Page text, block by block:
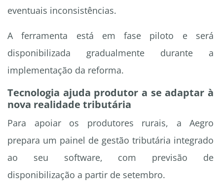
eventuais inconsistências.
A ferramenta está em fase piloto e será
disponibilizada gradualmente durante a
implementação da reforma.
Tecnologia ajuda produtor a se adaptar à
nova realidade tributária
Para apoiar os produtores rurais, a Aegro
prepara um painel de gestão tributária integrado
ao seu software, com previsão de
disponibilização a partir de setembro.